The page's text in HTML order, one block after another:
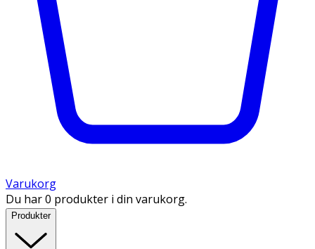
Varukorg
Du har 0 produkter i din varukorg.
Produkter